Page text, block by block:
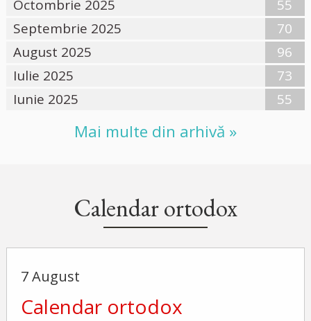
Octombrie 2025
55
Septembrie 2025
70
August 2025
96
Iulie 2025
73
Iunie 2025
55
Mai multe din arhivă »
Calendar ortodox
7 August
Calendar ortodox